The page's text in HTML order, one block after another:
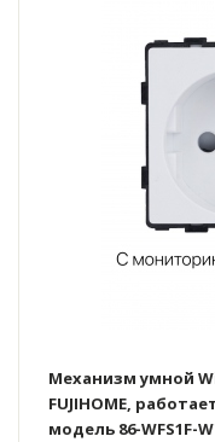
Механизм умной
FUJIHOME,
модель 86-WFS1F-